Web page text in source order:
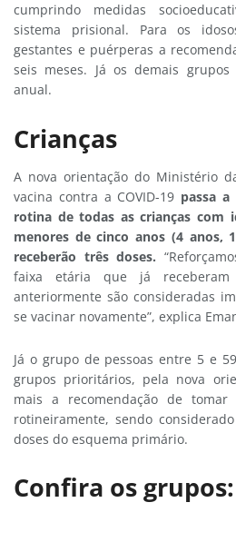
cumprindo medidas
sistema prisional. Para os
gestantes e puérperas a
seis meses. Já os demais
anual.
Crianças
A nova orientação do Ministério
vacina contra a COVID-19 passa
rotina de todas as crianças com
menores de cinco anos (4 anos,
receberão três doses.
faixa etária que já
anteriormente são consideradas
se vacinar novamente”, explica
Já o grupo de pessoas entre 5 e
grupos prioritários, pela nova
mais a recomendação de
rotineiramente, sendo
doses do esquema primário.
Confira os grupos: